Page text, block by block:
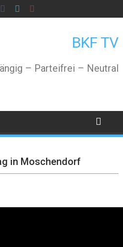
BKF TV
– Parteifrei – Neutral
in Moschendorf